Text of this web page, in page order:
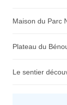
Maison du Parc
Plateau du
Le sentier